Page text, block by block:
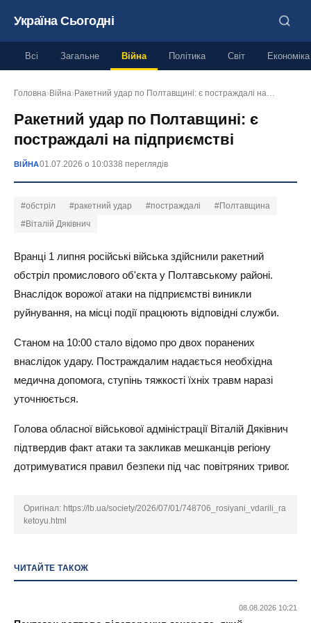
Україна Сьогодні
Всі Загальне Війна Політика Світ Економіка
Головна› Війна› Ракетний удар по Полтавщині: є постраждалі на…
Ракетний удар по Полтавщині: є
постраждалі на підприємстві
ВІЙНА01.07.2026 о 10:0338 переглядів
#обстріл #ракетний удар #постраждалі
#Полтавщина
#Віталій Дяківнич
Вранці 1 липня російські війська здійснили ракетний
обстріл промислового об'єкта у Полтавському районі.
Внаслідок ворожої атаки на підприємстві виникли
руйнування, на місці події працюють відповідні служби.
Станом на 10:00 стало відомо про двох поранених
внаслідок удару. Постраждалим надається необхідна
медична допомога, ступінь тяжкості їхніх травм наразі
уточнюється.
Голова обласної військової адміністрації Віталій Дяківнич
підтвердив факт атаки та закликав мешканців регіону
дотримуватися правил безпеки під час повітряних тривог.
Оригінал: https://lb.ua/society/2026/07/01/748706_rosiyani_vdarili_ra
ketoyu.html
ЧИТАЙТЕ ТАКОЖ
08.08.2026 10:21